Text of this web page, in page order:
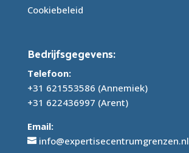
Cookiebeleid
Bedrijfsgegevens:
Telefoon:
+31 621553586 (Annemiek)
+31 622436997 (Arent)
Email:
info@expertisecentrumgrenzen.nl